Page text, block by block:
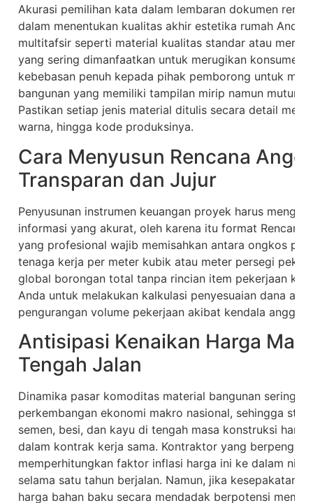
Akurasi pemilihan kata dalam lembaran dokumen
dalam menentukan kualitas akhir estetika rumah Anda,
multitafsir seperti material kualitas standar atau merek
yang sering dimanfaatkan untuk merugikan konsumen.
kebebasan penuh kepada pihak pemborong untuk
bangunan yang memiliki tampilan mirip namun
Pastikan setiap jenis material ditulis secara detail
warna, hingga kode produksinya.
Cara Menyusun Rencana
Transparan dan Jujur
Penyusunan instrumen keuangan proyek harus
informasi yang akurat, oleh karena itu format Rencana
yang profesional wajib memisahkan antara ongkos
tenaga kerja per meter kubik atau meter persegi
global borongan total tanpa rincian item pekerjaan
Anda untuk melakukan kalkulasi penyesuaian dana
pengurangan volume pekerjaan akibat kendala
Antisipasi Kenaikan Harga
Tengah Jalan
Dinamika pasar komoditas material bangunan
perkembangan ekonomi makro nasional, sehingga
semen, besi, dan kayu di tengah masa konstruksi
dalam kontrak kerja sama. Kontraktor yang
memperhitungkan faktor inflasi harga ini ke dalam
selama satu tahun berjalan. Namun, jika kesepakatan
harga bahan baku secara mendadak berpotensi